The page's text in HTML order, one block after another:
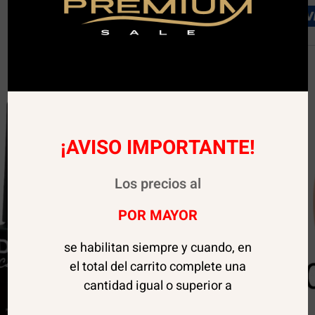
¡AVISO IMPORTANTE!
Los precios al
POR MAYOR
se habilitan siempre y cuando, en
el total del carrito complete una
cantidad igual o superior a